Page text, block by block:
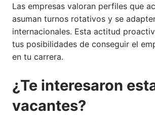
Las empresas valoran perfiles que
asuman turnos rotativos y se
internacionales. Esta actitud
tus posibilidades de conseguir el
en tu carrera.
¿Te interesaron
vacantes?